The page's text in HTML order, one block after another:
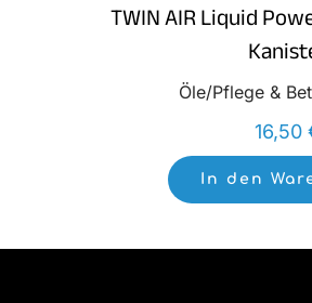
TWIN AIR Liquid
Öle/Pflege &
16,50
In den